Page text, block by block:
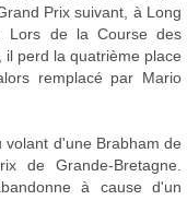
Prix suivant, à Long
Lors de la Course des
perd la quatrième place
remplacé par Mario
d'une Brabham de
de Grande-Bretagne.
à cause d'un